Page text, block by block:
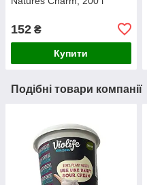
152 ₴
Купити
Подібні товари компанії